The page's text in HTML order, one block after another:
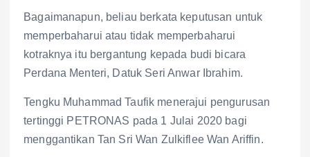
Bagaimanapun, beliau berkata keputusan untuk
memperbaharui atau tidak memperbaharui
kotraknya itu bergantung kepada budi bicara
Perdana Menteri, Datuk Seri Anwar Ibrahim.
Tengku Muhammad Taufik menerajui pengurusan
tertinggi PETRONAS pada 1 Julai 2020 bagi
menggantikan Tan Sri Wan Zulkiflee Wan Ariffin.